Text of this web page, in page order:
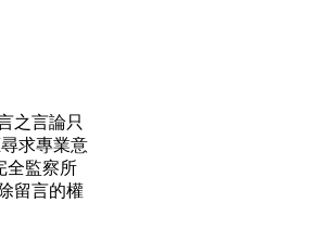
之言論只
求專業意
全監察所
留言的權